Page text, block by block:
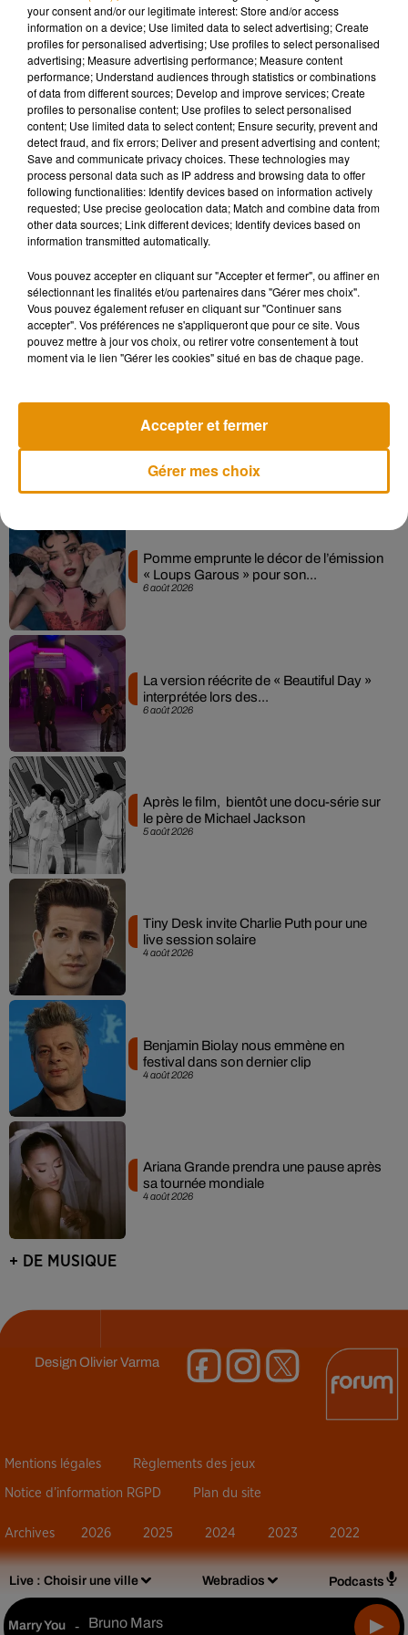
Live : Choisir une ville Webradios Podcasts
Marry You - Bruno Mars
personnages comme ça, de Tarzan, de Mowgli. Tous ces
personnages sont tous en sous-vêtements. Donc oui il
continue de vivre en slip, mais par contre il a mis un slip
civilisé, c’est-à-dire un slip comme on en trouve au
supermarché».
Le deuxième tome de Jean-Mowgli est attendu courant mai
2023. En attendant, les lecteurs peuvent découvrir ses
aventures tous les quinze jours, dans le magazine Okapi.
Giovanni Jouzeau sera, par ailleurs,en dédicace les 4 et 5
Val (Loiret).
Musique
6 août 2026
Pomme emprunte le décor de l’émission
« Loups Garous » pour son...
6 août 2026
La version réécrite de « Beautiful Day »
interprétée lors des...
5 août 2026
Après le film, bientôt une docu-série sur
le père de Michael Jackson
4 août 2026
Tiny Desk invite Charlie Puth pour une
live session solaire
4 août 2026
Benjamin Biolay nous emmène en
festival dans son dernier clip
4 août 2026
Ariana Grande prendra une pause après
sa tournée mondiale
+ DE MUSIQUE
DesignOlivier Varma
Mentions légales Règlements des jeux
Notice d’information RGPD Plan du site
Archives 2026 2025 2024 2023 2022
your consent and/or our legitimate interest: Store and/or access
information on a device; Use limited data to select advertising; Create
profiles for personalised advertising; Use profiles to select personalised
advertising; Measure advertising performance; Measure content
performance; Understand audiences through statistics or combinations
of data from different sources; Develop and improve services; Create
profiles to personalise content; Use profiles to select personalised
content; Use limited data to select content; Ensure security, prevent and
detect fraud, and fix errors; Deliver and present advertising and content;
Save and communicate privacy choices. These technologies may
process personal data such as IP address and browsing data to offer
following functionalities: Identify devices based on information actively
requested; Use precise geolocation data; Match and combine data from
other data sources; Link different devices; Identify devices based on
information transmitted automatically.
Vous pouvez accepter en cliquant sur "Accepter et fermer", ou affiner en
sélectionnant les finalités et/ou partenaires dans "Gérer mes choix".
Vous pouvez également refuser en cliquant sur "Continuer sans
accepter". Vos préférences ne s'appliqueront que pour ce site. Vous
pouvez mettre à jour vos choix, ou retirer votre consentement à tout
moment via le lien "Gérer les cookies" situé en bas de chaque page.
Gérer mes choix
Accepter et fermer